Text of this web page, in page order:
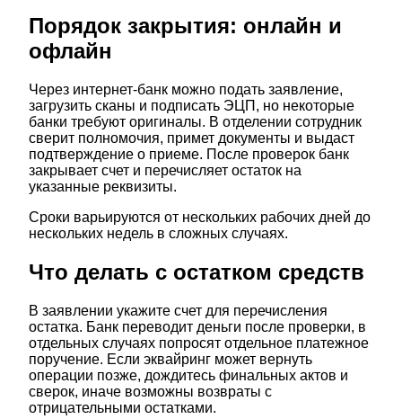
Порядок закрытия: онлайн и
офлайн
Через интернет-банк можно подать заявление,
загрузить сканы и подписать ЭЦП, но некоторые
банки требуют оригиналы. В отделении сотрудник
сверит полномочия, примет документы и выдаст
подтверждение о приеме. После проверок банк
закрывает счет и перечисляет остаток на
указанные реквизиты.
Сроки варьируются от нескольких рабочих дней до
нескольких недель в сложных случаях.
Что делать с остатком средств
В заявлении укажите счет для перечисления
остатка. Банк переводит деньги после проверки, в
отдельных случаях попросят отдельное платежное
поручение. Если эквайринг может вернуть
операции позже, дождитесь финальных актов и
сверок, иначе возможны возвраты с
отрицательными остатками.